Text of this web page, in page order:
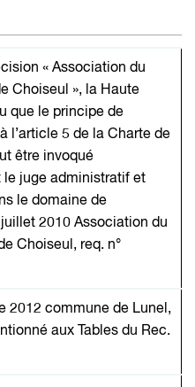
« Association du
Choiseul », la Haute
que le principe de
l’article 5 de la Charte de
être invoqué
juge administratif et
le domaine de
juillet 2010 Association du
Choiseul , req. n°
commune de Lunel ,
aux Tables du Rec.